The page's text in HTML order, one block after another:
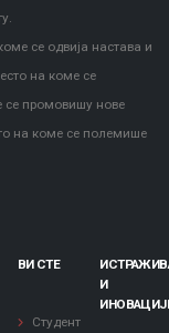
се одвија настава и
на коме се
се промовишу нове
на коме се полемише
ВИ СТЕ
Студент
И